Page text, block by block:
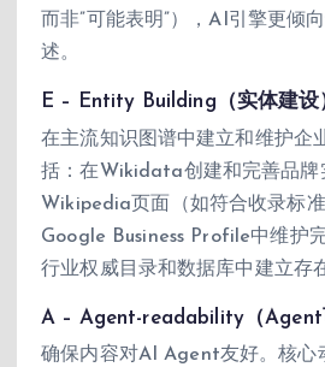
而非”可能表明”），AI引擎更倾
述。
E – Entity Building（实体建设
在主流知识图谱中建立和维护企
括：在Wikidata创建和完善品牌
Wikipedia页面（如符合收录标
Google Business Profile中维护
行业权威目录和数据库中建立存
A – Agent-readability（Agent
确保内容对AI Agent友好。核心